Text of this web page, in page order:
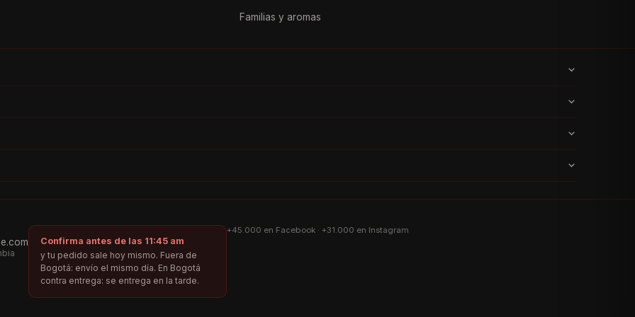
Familias y aromas
Confirma antes de las 11:45 am
y tu pedido sale hoy mismo. Fuera de
Bogotá: envío el mismo día. En Bogotá
contra entrega: se entrega en la tarde.
+45.000 en Facebook · +31.000 en Instagram